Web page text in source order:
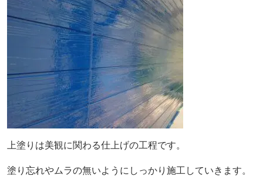
上塗りは美観に関わる仕上げの工程です。
塗り忘れやムラの無いようにしっかり施工していきます。